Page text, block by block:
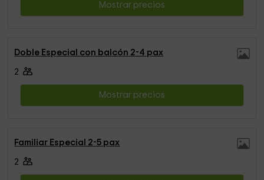
Mostrar precios
Doble Especial con balcón 2-4 pax
2
Mostrar precios
Familiar Especial 2-5 pax
2